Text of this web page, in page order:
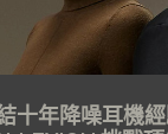
十年降噪耳機